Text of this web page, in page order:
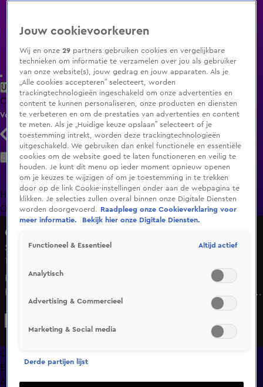
Uitzending Gemist Populaire programma's Zenders Genres
ClipsFilmsRadioSmart TV inlogShop
Volg KIJK
Zoeken
HomeUitzending Gemist Programma's De Bondgenoten
OranjezomerLivestreamsShop
GLORY Kickboxing
Seizoen 2025, aflevering 3
14 juni 2025, 17:00
Het jubileumevenement is hier: GLORY 100! In het
hoofdgevecht staat Rico Verhoeven, al meer dan tien jaar
ongeslagen in GLORY, tegenover zijn grootste uitdager tot
Khbabez, Sergej Maslobojev, Jamal Ben Saddik, Tariq Osaro
en Michael Boapeah staan op het strijdtoneel.
Overzicht
Exclusief
Afleveringen
Jouw cookievoorkeuren
Wij en onze29 partners gebruiken cookies en vergelijkbare
technieken om informatie te verzamelen over jou als gebruiker
van onze website(s), jouw gedrag en jouw apparaten. Als je
„Alle cookies accepteren” selecteert, worden
trackingtechnologieën ingeschakeld om onze advertenties en
content te kunnen personaliseren, onze producten en diensten
te verbeteren en om de prestaties van advertenties en content
te meten. Als je „Huidige keuze opslaan” selecteert of je
toestemming intrekt, worden deze trackingtechnologieën
uitgeschakeld. We gebruiken dan enkel functionele en essentiële
cookies om de website goed te laten functioneren en veilig te
houden. Je kunt dit menu op ieder moment opnieuw openen
om je keuzes te wijzigen of om je toestemming in te trekken
door op de link Cookie-instellingen onder aan de webpagina te
klikken. Je selecties zullen overal binnen onze Digitale Diensten
worden doorgevoerd.
Raadpleeg onze Cookieverklaring voor
meer informatie.
Bekijk hier onze Digitale Diensten.
Functioneel & Essentieel Altijd actief
Analytisch
Advertising & Commercieel
Marketing & Social media
Derde partijen lijst